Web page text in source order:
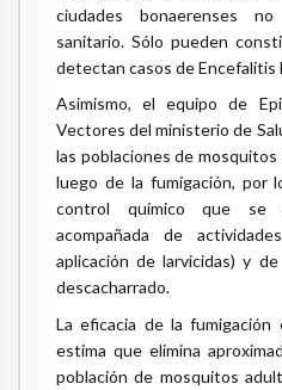
ciudades bonaerenses
sanitario. Sólo pueden
detectan casos de Encefalitis
Asimismo, el equipo de
Vectores del ministerio de
las poblaciones de
luego de la fumigación, por
control químico que se
acompañada de
aplicación de larvicidas) y
descacharrado.
La eficacia de la
estima que elimina
población de mosquitos